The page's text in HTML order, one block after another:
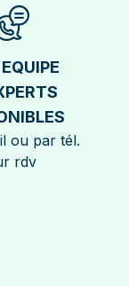
ou par tél.
rdv